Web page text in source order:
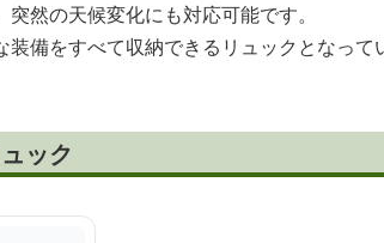
然の天候変化にも対応可能です。
備をすべて収納できるリュックとなって
ック